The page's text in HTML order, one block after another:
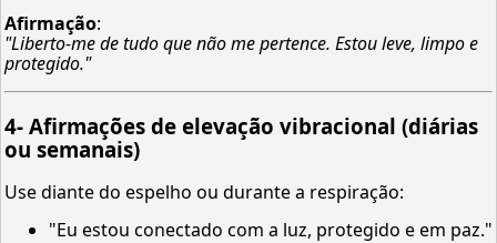
Afirmação:
"Liberto-me de tudo que não me pertence. Estou leve, limpo e
protegido."
4- Afirmações de elevação vibracional (diárias
ou semanais)
Use diante do espelho ou durante a respiração:
"Eu estou conectado com a luz, protegido e em paz."